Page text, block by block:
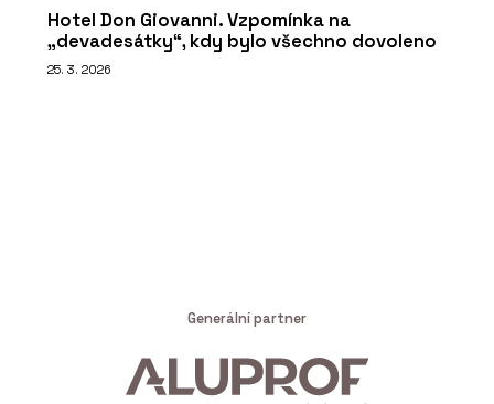
Hotel Don Giovanni. Vzpomínka na
„devadesátky“, kdy bylo všechno dovoleno
25. 3. 2026
Generální partner